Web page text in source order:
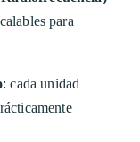
para
: cada unidad